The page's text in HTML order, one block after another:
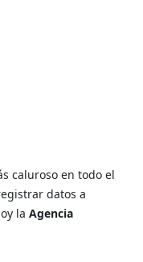
caluroso en todo el
datos a
laAgencia